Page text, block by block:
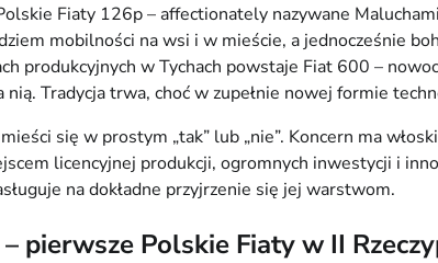
Fiaty 126p – affectionately nazywane
mobilności na wsi i w mieście, a jednocześnie
produkcyjnych w Tychach powstaje Fiat 600 –
nią. Tradycja trwa, choć w zupełnie nowej formie
się w prostym „tak” lub „nie”. Koncern ma
licencyjnej produkcji, ogromnych inwestycji i
na dokładne przyjrzenie się jej warstwom.
pierwsze Polskie Fiaty w II